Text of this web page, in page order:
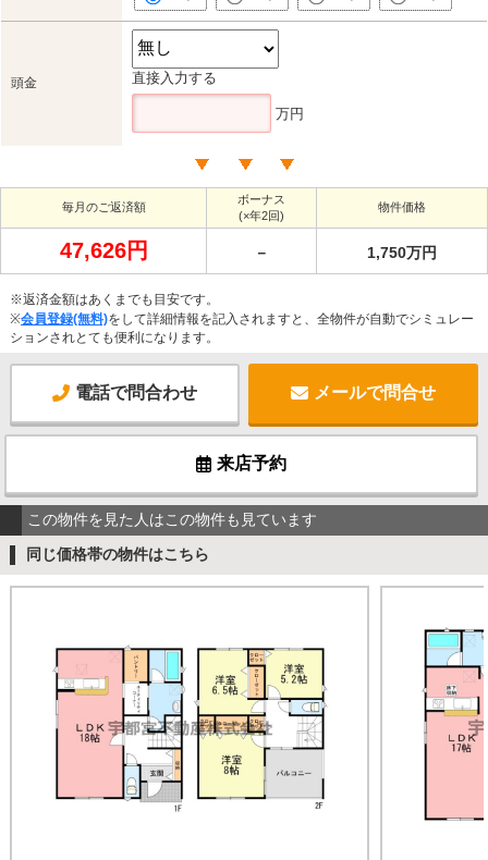
頭金 直接入力する
万円
毎月のご返済額
ボーナス
(×年2回)
物件価格
47,626円 － 1,750万円
※返済金額はあくまでも目安です。
※会員登録(無料)をして詳細情報を記入されますと、全物件が自動でシミュレー
ションされとても便利になります。
電話で問合わせ メールで問合せ
来店予約
この物件を見た人はこの物件も見ています
同じ価格帯の物件はこちら